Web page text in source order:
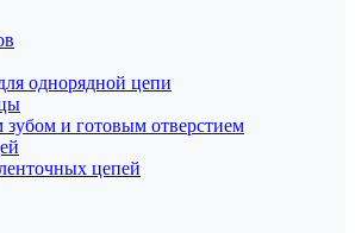
однорядной цепи
зубом и готовым отверстием
цепей